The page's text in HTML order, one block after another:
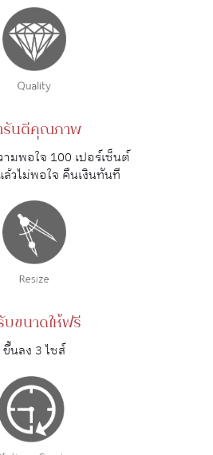
รันตีคุณภาพ
มพอใจ 100 เปอร์เซ็นต์
ล้วไม่พอใจ คืนเงินทันที
ขนาดให้ฟรี
ขึ้นลง 3 ไซส์